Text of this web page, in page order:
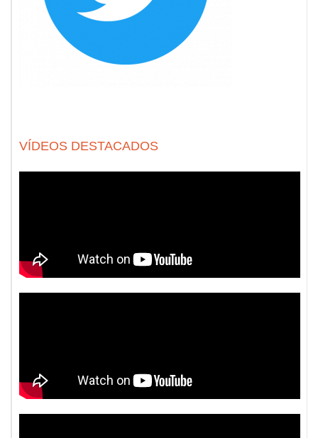
VÍDEOS DESTACADOS